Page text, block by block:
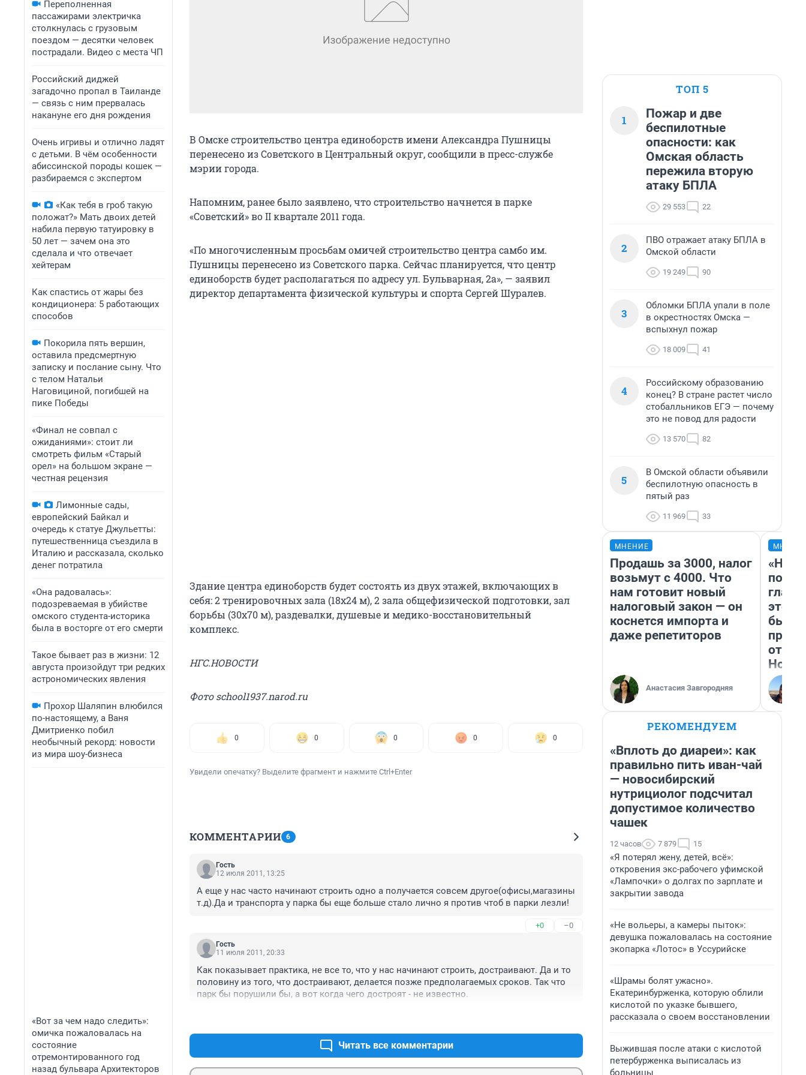
Переполненная
пассажирами электричка
столкнулась с грузовым
поездом — десятки человек
пострадали. Видео с места ЧП
Российский диджей
загадочно пропал в Таиланде
— связь с ним прервалась
накануне его дня рождения
Очень игривы и отлично ладят
с детьми. В чём особенности
абиссинской породы кошек —
разбираемся с экспертом
«Как тебя в гроб такую
положат?» Мать двоих детей
набила первую татуировку в
50 лет — зачем она это
сделала и что отвечает
хейтерам
Как спастись от жары без
кондиционера: 5 работающих
способов
Покорила пять вершин,
оставила предсмертную
записку и послание сыну. Что
с телом Натальи
Наговициной, погибшей на
пике Победы
«Финал не совпал с
ожиданиями»: стоит ли
смотреть фильм «Старый
орел» на большом экране —
честная рецензия
Лимонные сады,
европейский Байкал и
очередь к статуе Джульетты:
путешественница съездила в
Италию и рассказала, сколько
денег потратила
«Она радовалась»:
подозреваемая в убийстве
омского студента-историка
была в восторге от его смерти
Такое бывает раз в жизни: 12
августа произойдут три редких
астрономических явления
Прохор Шаляпин влюбился
по-настоящему, а Ваня
Дмитриенко побил
необычный рекорд: новости
из мира шоу-бизнеса
«Вот за чем надо следить»:
омичка пожаловалась на
состояние
отремонтированного год
назад бульвара Архитекторов
В Омске строительство центра единоборств имени Александра Пушницы
перенесено из Советского в Центральный округ, сообщили в пресс-службе
мэрии города.
Напомним, ранее было заявлено, что строительство начнется в парке
«Советский» во II квартале 2011 года.
«По многочисленным просьбам омичей строительство центра самбо им.
Пушницы перенесено из Советского парка. Сейчас планируется, что центр
единоборств будет располагаться по адресу ул. Бульварная, 2а», — заявил
директор департамента физической культуры и спорта Сергей Шуралев.
Здание центра единоборств будет состоять из двух этажей, включающих в
себя: 2 тренировочных зала (18х24 м), 2 зала общефизической подготовки, зал
борьбы (30х70 м), раздевалки, душевые и медико-восстановительный
комплекс.
НГС.НОВОСТИ
Фото school1937.narod.ru
0 0 0 0 0
Увидели опечатку? Выделите фрагмент и нажмите Ctrl+Enter
КОММЕНТАРИИ 6
Гость
12 июля 2011, 13:25
А еще у нас часто начинают строить одно а получается совсем другое(офисы,магазины
т.д).Да и транспорта у парка бы еще больше стало лично я против чтоб в парки лезли!
+0 –0
Гость
11 июля 2011, 20:33
Как показывает практика, не все то, что у нас начинают строить, достраивают. Да и то
половину из того, что достраивают, делается позже предполагаемых сроков. Так что
парк бы порушили бы, а вот когда чего достроят - не известно.
Читать все комментарии
ТОП 5
1
Пожар и две
беспилотные
опасности: как
Омская область
пережила вторую
атаку БПЛА
29 553 22
2
ПВО отражает атаку БПЛА в
Омской области
19 249 90
3
Обломки БПЛА упали в поле
в окрестностях Омска —
вспыхнул пожар
18 009 41
4
Российскому образованию
конец? В стране растет число
стобалльников ЕГЭ — почему
это не повод для радости
13 570 82
5
В Омской области объявили
беспилотную опасность в
пятый раз
11 969 33
МНЕНИЕ
Продашь за 3000, налог
возьмут с 4000. Что
нам готовит новый
налоговый закон — он
коснется импорта и
даже репетиторов
Анастасия Завгородняя
этого
бьет
РЕКОМЕНДУЕМ
«Вплоть до диареи»: как
правильно пить иван-чай
— новосибирский
нутрициолог подсчитал
допустимое количество
чашек
12 часов 7 879 15
«Я потерял жену, детей, всё»:
откровения экс-рабочего уфимской
«Лампочки» о долгах по зарплате и
закрытии завода
«Не вольеры, а камеры пыток»:
девушка пожаловалась на состояние
экопарка «Лотос» в Уссурийске
«Шрамы болят ужасно».
Екатеринбурженка, которую облили
кислотой по указке бывшего,
рассказала о своем восстановлении
Выжившая после атаки с кислотой
петербурженка выписалась из
больницы